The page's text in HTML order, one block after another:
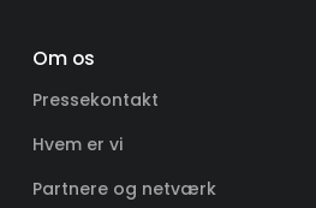
Om os
Pressekontakt
Hvem er vi
Partnere og netværk